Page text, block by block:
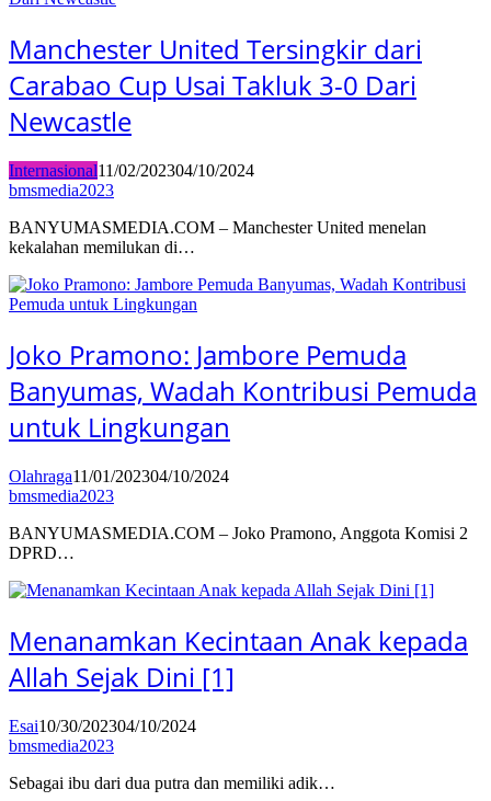
Manchester United Tersingkir dari
Carabao Cup Usai Takluk 3-0 Dari
Newcastle
Internasional11/02/202304/10/2024
bmsmedia2023
BANYUMASMEDIA.COM – Manchester United menelan
kekalahan memilukan di…
BANYUMASMEDIA.COM
Joko Pramono: Jambore Pemuda
Banyumas, Wadah Kontribusi Pemuda
untuk Lingkungan
Olahraga11/01/202304/10/2024
bmsmedia2023
BANYUMASMEDIA.COM – Joko Pramono, Anggota Komisi 2
DPRD…
Menanamkan Kecintaan Anak kepada
Allah Sejak Dini [1]
Esai10/30/202304/10/2024
bmsmedia2023
Sebagai ibu dari dua putra dan memiliki adik…